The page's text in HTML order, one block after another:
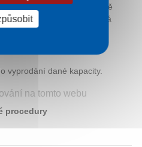
a noc, platba na místě
platba na místě – nutná
vyprodání dané kapacity.
na tomto webu
procedury